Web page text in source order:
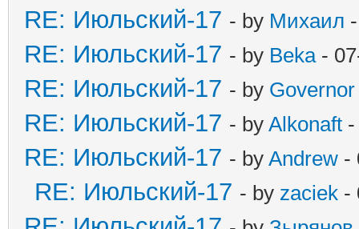
RE: Июльский-17 - by Михаил
RE: Июльский-17 - by Beka-
RE: Июльский-17 - by Governor
RE: Июльский-17 - by Alkonaft
RE: Июльский-17 - by Andrew -
RE: Июльский-17 - by zaciek -